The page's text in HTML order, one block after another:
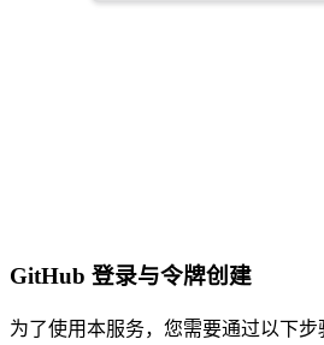
GitHub 登录与令牌创建
为了使用本服务，您需要通过以下